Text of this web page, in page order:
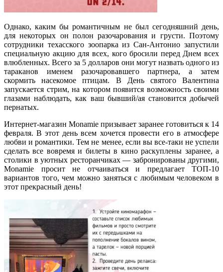
Однако, каким бы романтичным не был сегодняшний день,
для некоторых он полон разочарования и грусти. Поэтому
сотрудники техасского зоопарка из Сан-Антонио запустили
специальную акцию для всех, кого бросили перед Днем всех
влюбленных. Всего за 5 долларов они могут назвать одного из
тараканов именем разочаровавшего партнера, а затем
скормить насекомое птицам. В День святого Валентина
запускается стрим, на котором появится возможность своими
глазами наблюдать, как ваш бывший/ая становится добычей
пернатых.
Интернет-магазин Monamie призывает заранее готовиться к 14
февраля. В этот день всем хочется провести его в атмосфере
любви и романтики. Тем не менее, если вы все-таки не успели
сделать все вовремя и билеты в кино раскуплены заранее, а
столики в уютных ресторанчиках — забронированы другими,
Monamie просит не отчаиваться и предлагает ТОП-10
вариантов того, чем можно заняться с любимым человеком в
этот прекрасный день!